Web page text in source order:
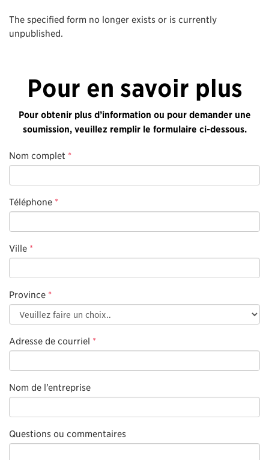
The specified form no longer exists or is currently
unpublished.
Pour en savoir plus
Pour obtenir plus d’information ou pour demander une
soumission, veuillez remplir le formulaire ci-dessous.
Nom complet *
Téléphone *
Ville *
Province *
Adresse de courriel *
Nom de l’entreprise
Questions ou commentaires